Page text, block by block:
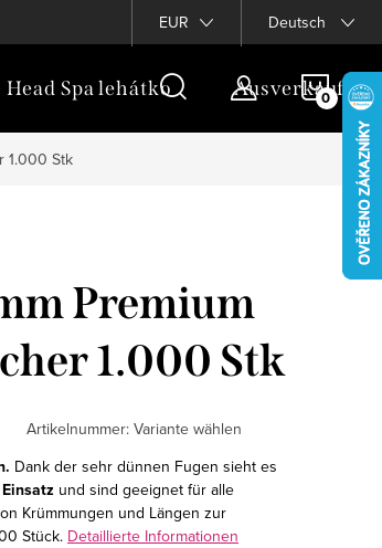
Treueprogramm
EUR Deutsch
Head Spa lehátko Ausverkauf
1.000 Stk
Premium
1.000 Stk
Artikelnummer: Variante wählen
Dank der sehr dünnen Fugen sieht es
und sind geeignet für alle
Krümmungen und Längen zur
Stück. Detaillierte Informationen